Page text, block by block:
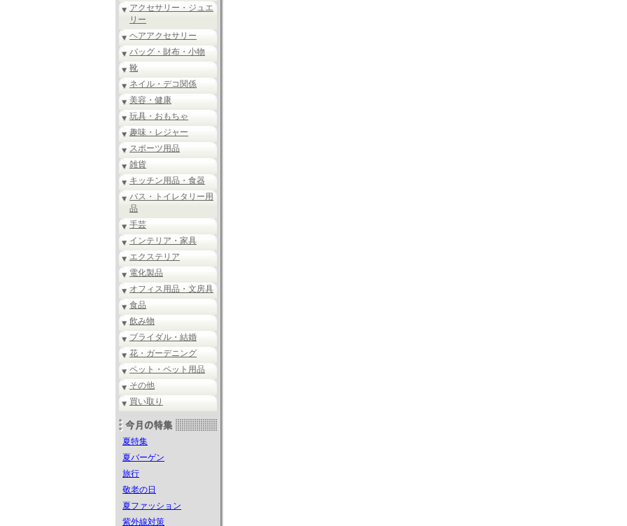
アクセサリー・ジュエ
リー
ヘアアクセサリー
バッグ・財布・小物
靴
ネイル・デコ関係
美容・健康
玩具・おもちゃ
趣味・レジャー
スポーツ用品
雑貨
キッチン用品・食器
バス・トイレタリー用
品
手芸
インテリア・家具
エクステリア
電化製品
オフィス用品・文房具
食品
飲み物
ブライダル・結婚
花・ガーデニング
ペット・ペット用品
その他
買い取り
夏特集
夏バーゲン
旅行
敬老の日
夏ファッション
紫外線対策